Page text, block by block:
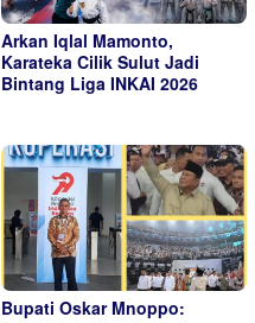
Arkan Iqlal Mamonto,
Karateka Cilik Sulut Jadi
Bintang Liga INKAI 2026
Bupati Oskar Mnoppo: